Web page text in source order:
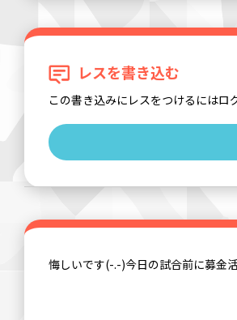
レスを書き込む
この書き込みにレスをつけるにはロ
悔しいです(-.-)今日の試合前に募金